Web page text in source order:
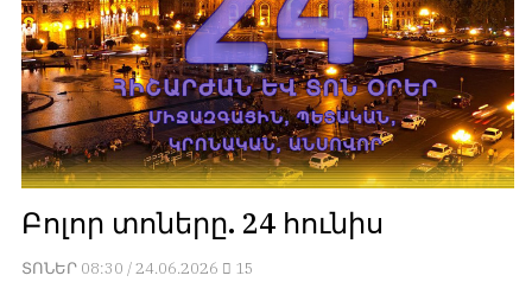
Բոլոր տոները. 24 հունիս
ՏՈՆԵՐ 08:30 / 24.06.2026 15